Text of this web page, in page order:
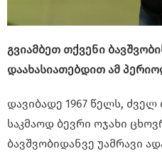
გვიამბეთ თქვენი
დაახასიათებდით ამ
დავიბადე 1967 წელს,
საკმაოდ ბევრი ოჯახი
ბავშვობიდანვე უამრავი